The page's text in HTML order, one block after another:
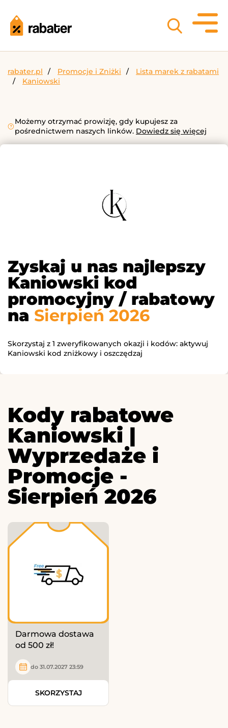
rabater.pl Promocje i Zniżki
Lista marek z rabatami
Kaniowski
Możemy otrzymać prowizję, gdy kupujesz za
pośrednictwem naszych linków. Dowiedz się więcej
Zyskaj u nas najlepszy
Kaniowski kod
promocyjny / rabatowy
na Sierpień 2026
Skorzystaj z 1 zweryfikowanych okazji i kodów: aktywuj
Kaniowski kod zniżkowy i oszczędzaj
Kody rabatowe
Kaniowski |
Wyprzedaże i
Promocje -
Sierpień 2026
Darmowa dostawa
od 500 zł!
do 31.07.2027 23:59
SKORZYSTAJ